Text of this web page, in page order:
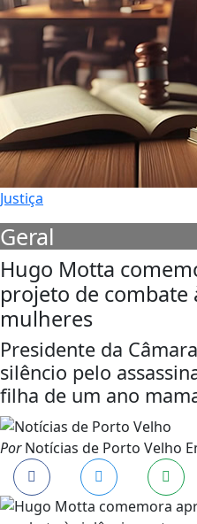
Justiça
Geral
Hugo Motta
projeto de combate
mulheres
Presidente da
silêncio pelo
filha de um ano
PorNotícias de Porto Velho